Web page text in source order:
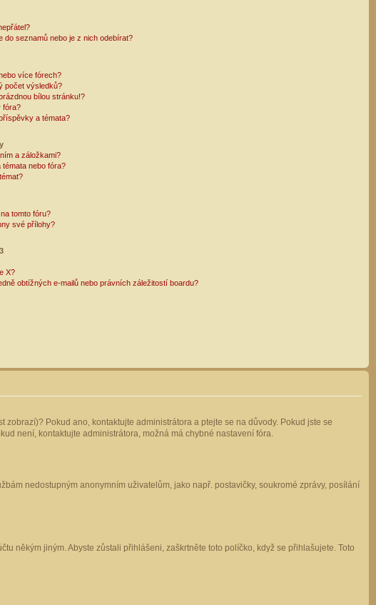
do seznamů nebo je z nich odebírat?
více fórech?
počet výsledků?
bílou stránku!?
fóra?
a témata?
a záložkami?
nebo fóra?
tomto fóru?
své přílohy?
X?
obtížných e-mailů nebo právních záležitostí boardu?
Pokud ano, kontaktujte administrátora a ptejte se na důvody. Pokud jste se
není, kontaktujte administrátora, možná má chybné nastavení fóra.
nedostupným anonymním uživatelům, jako např. postavičky, soukromé zprávy, posílání
někým jiným. Abyste zůstali přihlášeni, zaškrtněte toto políčko, když se přihlašujete. Toto